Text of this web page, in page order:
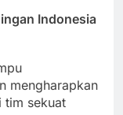
Indonesia
mengharapkan
tim sekuat